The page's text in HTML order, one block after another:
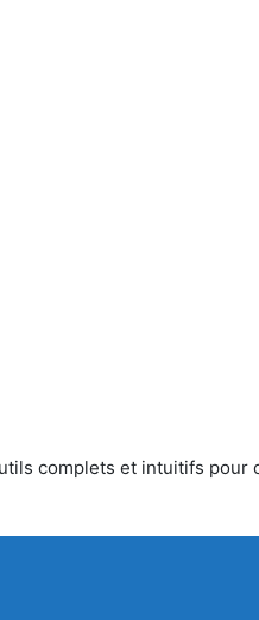
complets et intuitifs pour